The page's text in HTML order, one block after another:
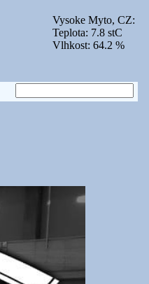
Vysoke Myto, CZ:
Teplota: 7.8 stC
Vlhkost: 64.2 %